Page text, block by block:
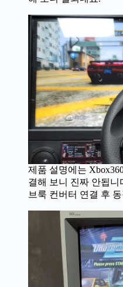
제품 설명에는
결해 보니 진짜 안됩니
브룩 컨버터 연결 후